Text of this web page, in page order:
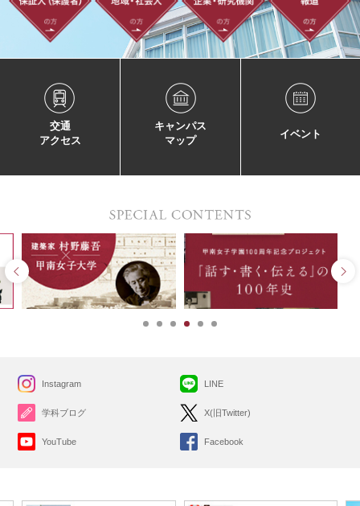
交通
アクセス
キャンパス
マップ
イベント
Instagram
学科ブログ
YouTube
LINE
X(旧Twitter)
Facebook